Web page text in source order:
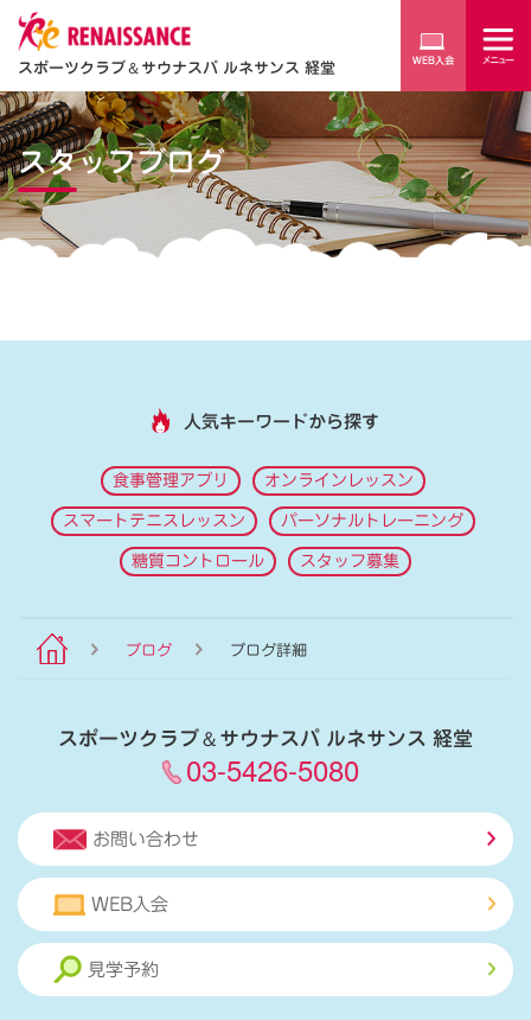
スポーツクラブ＆サウナスパ ルネサンス 経堂
スタッフブログ
人気キーワードから探す
食事管理アプリ オンラインレッスン
スマートテニスレッスン パーソナルトレーニング
糖質コントロール スタッフ募集
ブログ ブログ詳細
スポーツクラブ＆サウナスパ ルネサンス 経堂
03-5426-5080
お問い合わせ
WEB入会
見学予約